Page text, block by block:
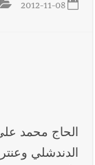
2012-11-08
الدندشلي